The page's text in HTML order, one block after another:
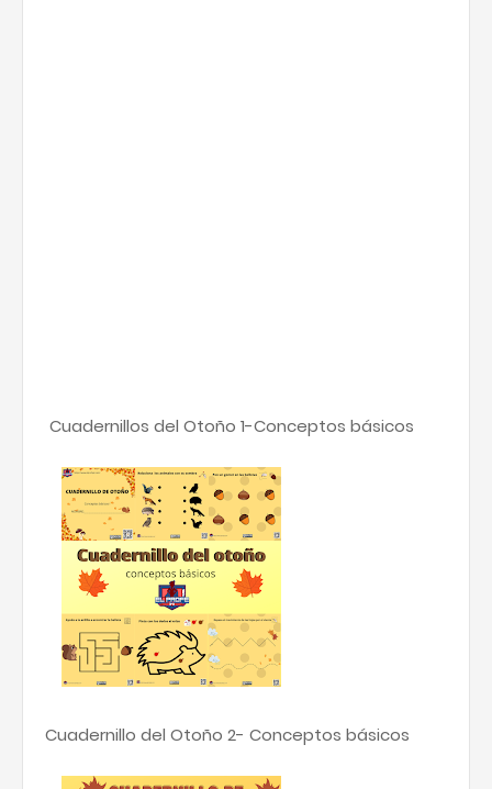
Cuadernillos del Otoño 1-Conceptos básicos
Cuadernillo del Otoño 2- Conceptos básicos